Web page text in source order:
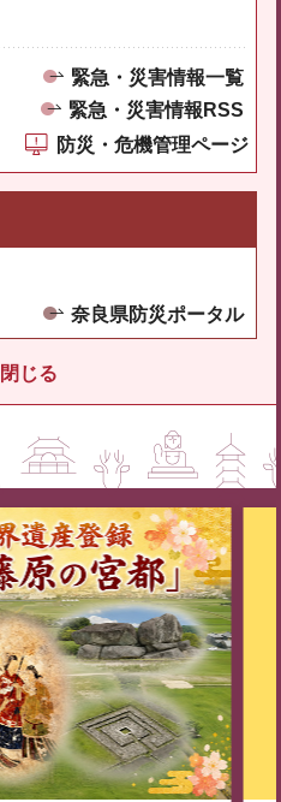
緊急・災害情報一覧
緊急・災害情報RSS
防災・危機管理ページ
奈良県防災ポータル
閉じる